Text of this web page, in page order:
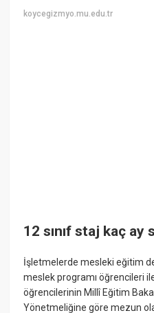
koycegizmyo.mu.edu.tr
12 sınıf staj kaç ay
İşletmelerde mesleki eğitim
meslek programı öğrencileri
öğrencilerinin Millî Eğitim
Yönetmeliğine göre mezun